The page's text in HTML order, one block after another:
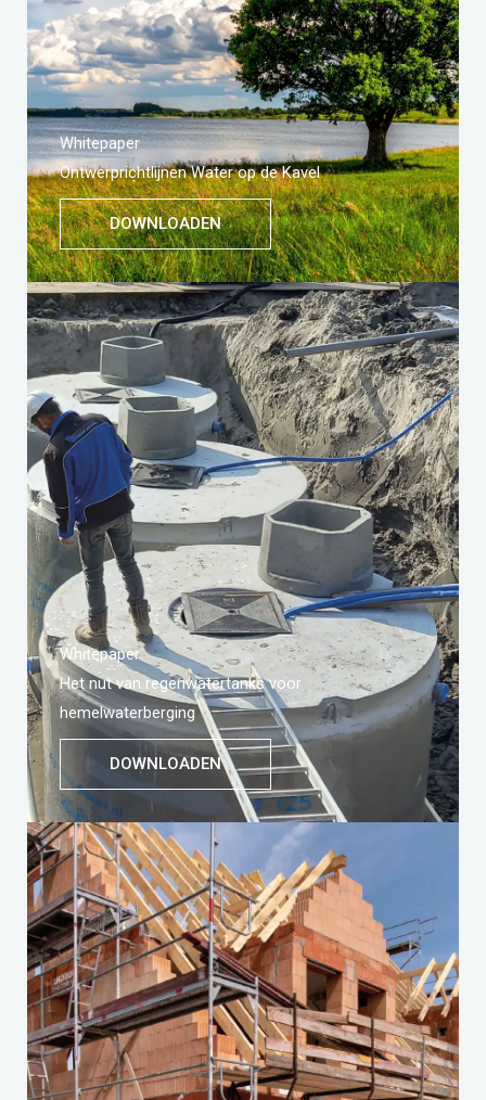
Whitepaper
Ontwerprichtlijnen Water op de Kavel
DOWNLOADEN
Whitepaper
Het nut van regenwatertanks voor
hemelwaterberging
DOWNLOADEN